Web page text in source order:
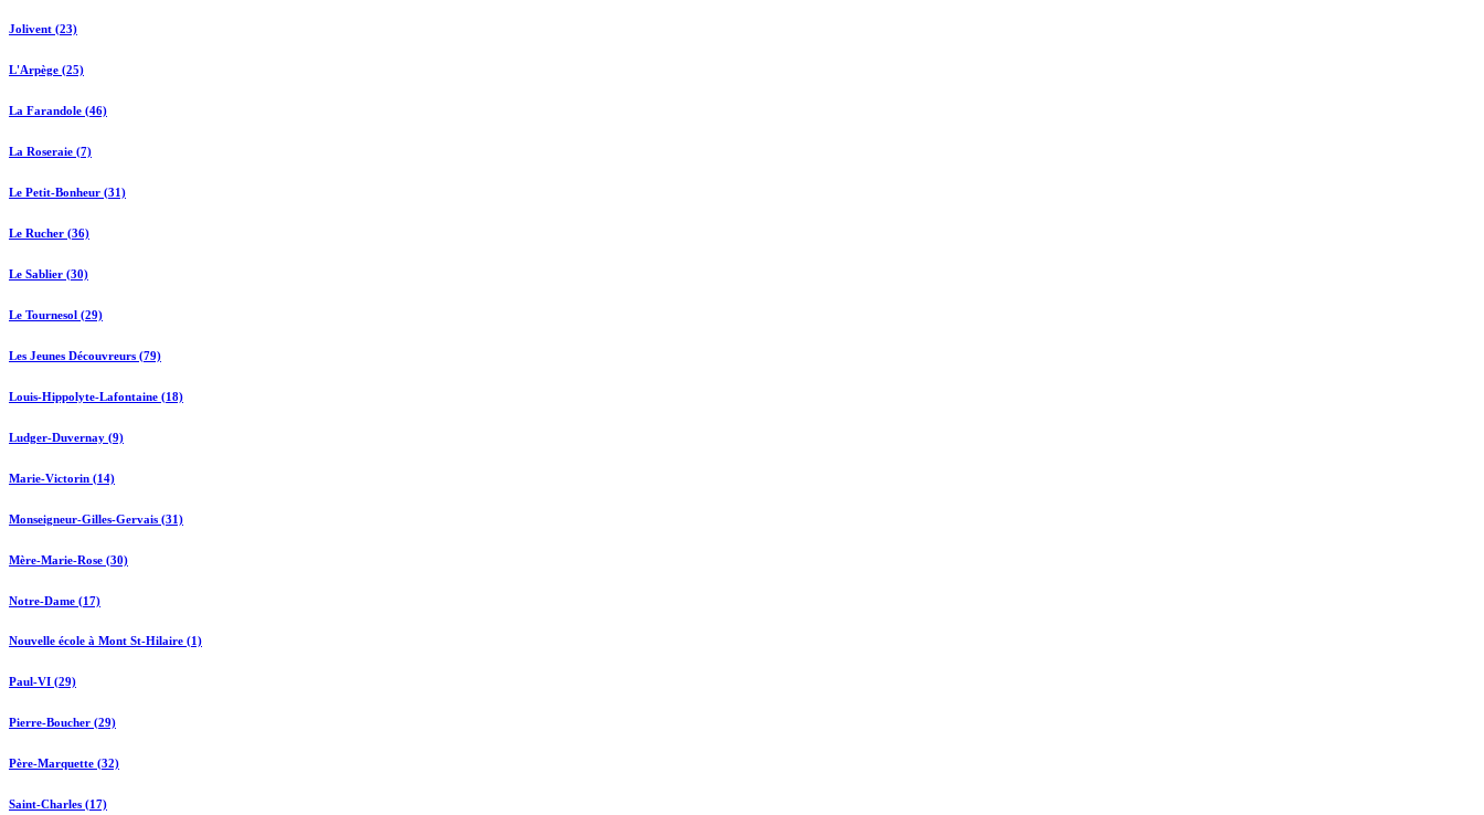
Jolivent (23)
L'Arpège (25)
La Farandole (46)
La Roseraie (7)
Le Petit-Bonheur (31)
Le Rucher (36)
Le Sablier (30)
Le Tournesol (29)
Les Jeunes Découvreurs (79)
Louis-Hippolyte-Lafontaine (18)
Ludger-Duvernay (9)
Marie-Victorin (14)
Monseigneur-Gilles-Gervais (31)
Mère-Marie-Rose (30)
Notre-Dame (17)
Nouvelle école à Mont St-Hilaire (1)
Paul-VI (29)
Pierre-Boucher (29)
Père-Marquette (32)
Saint-Charles (17)